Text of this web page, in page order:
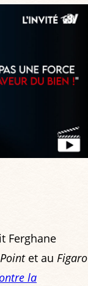
Ferghane
Pointet au Figaro
la